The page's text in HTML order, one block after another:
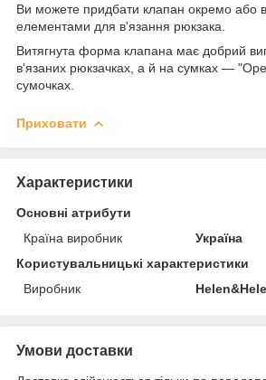
Ви можете придбати клапан окремо або в
елементами для в'язання рюкзака.
Витягнута форма клапана має добрий
в'язаних рюкзачках, а й на сумках —
сумочках.
Приховати
Характеристики
Основні атрибути
Країна виробник
Україна
Користувальницькі характеристики
Виробник
Умови доставки